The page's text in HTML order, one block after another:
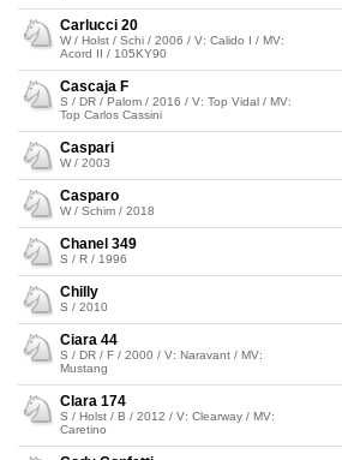
Carlucci 20
W / Holst / Schi / 2006 / V: Calido I / MV:
Acord II / 105KY90
Cascaja F
S / DR / Palom / 2016 / V: Top Vidal / MV:
Top Carlos Cassini
Caspari
W / 2003
Casparo
W / Schim / 2018
Chanel 349
S / R / 1996
Chilly
S / 2010
Ciara 44
S / DR / F / 2000 / V: Naravant / MV:
Mustang
Clara 174
S / Holst / B / 2012 / V: Clearway / MV:
Caretino